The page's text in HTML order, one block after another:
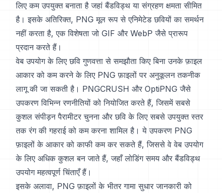
लिए कम उपयुक्त बनाता है जहां बैंडविड्थ या संग्रहण क्षमता सीमित
है। इसके अतिरिक्त, PNG मूल रूप से एनिमेटेड छवियों का समर्थन
नहीं करता है, एक विशेषता जो GIF और WebP जैसे प्रारूप
प्रदान करते हैं।
वेब उपयोग के लिए छवि गुणवत्ता से समझौता किए बिना उनके फ़ाइल
आकार को कम करने के लिए PNG फ़ाइलों पर अनुकूलन तकनीक
लागू की जा सकती है। PNGCRUSH और OptiPNG जैसे
उपकरण विभिन्न रणनीतियों को नियोजित करते हैं, जिसमें सबसे
कुशल संपीड़न पैरामीटर चुनना और छवि के लिए सबसे उपयुक्त स्तर
तक रंग की गहराई को कम करना शामिल है। ये उपकरण PNG
फ़ाइलों के आकार को काफी कम कर सकते हैं, जिससे वे वेब उपयोग
के लिए अधिक कुशल बन जाते हैं, जहाँ लोडिंग समय और बैंडविड्थ
उपयोग महत्वपूर्ण चिंताएँ हैं।
इसके अलावा, PNG फ़ाइलों के भीतर गामा सुधार जानकारी को